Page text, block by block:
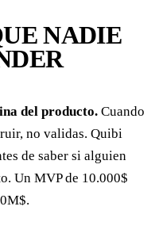
NADIE
del producto. Cuando
no validas. Quibi
de saber si alguien
Un MVP de 10.000$